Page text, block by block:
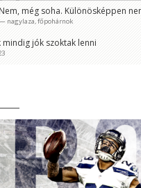
Látom még nem láttál seahawks
KB23
még soha. Különösképpen
nagylaza, főpohárnok
mindig jók szoktak lenni